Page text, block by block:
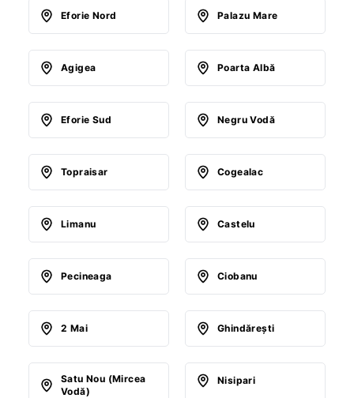
Eforie Nord Palazu Mare
Agigea Poarta Albă
Eforie Sud Negru Vodă
Topraisar Cogealac
Limanu Castelu
Pecineaga Ciobanu
2 Mai Ghindăreşti
Satu Nou (Mircea
Vodă)
Nisipari